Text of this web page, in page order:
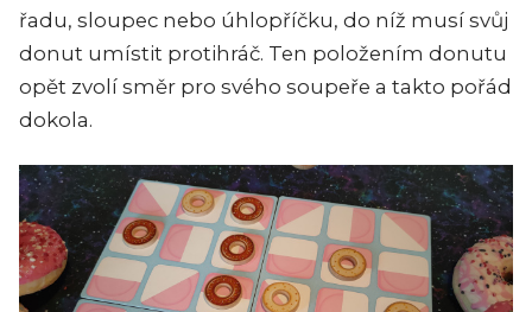
řadu, sloupec nebo úhlopříčku, do níž musí svůj
donut umístit protihráč. Ten položením donutu
opět zvolí směr pro svého soupeře a takto pořád
dokola.